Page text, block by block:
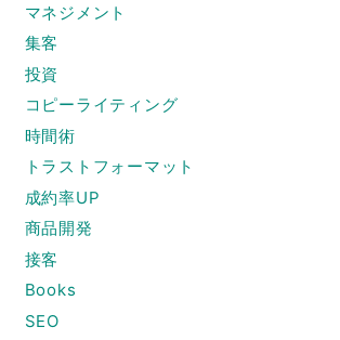
マネジメント
集客
投資
コピーライティング
時間術
トラストフォーマット
成約率UP
商品開発
接客
Books
SEO